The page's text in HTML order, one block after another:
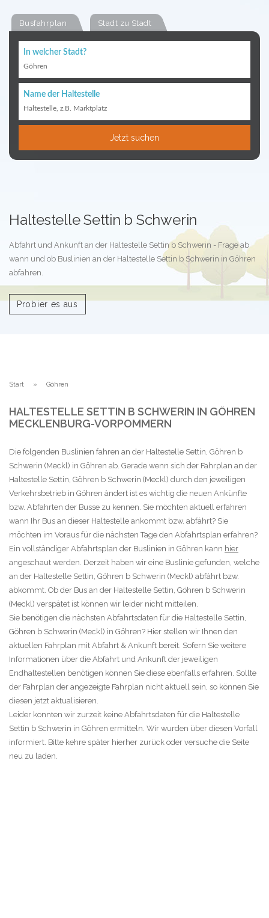
Busfahrplan Stadt zu Stadt
In welcher Stadt?
Göhren
Name der Haltestelle
Haltestelle, z.B. Marktplatz
Jetzt suchen
Haltestelle Settin b Schwerin
Abfahrt und Ankunft an der Haltestelle Settin b Schwerin - Frage ab
wann und ob Buslinien an der Haltestelle Settin b Schwerin in Göhren
abfahren.
Probier es aus
Start Göhren
HALTESTELLE SETTIN B SCHWERIN IN GÖHREN
MECKLENBURG-VORPOMMERN
Die folgenden Buslinien fahren an der Haltestelle Settin, Göhren b
Schwerin (Meckl) in Göhren ab. Gerade wenn sich der Fahrplan an der
Haltestelle Settin, Göhren b Schwerin (Meckl) durch den jeweiligen
Verkehrsbetrieb in Göhren ändert ist es wichtig die neuen Ankünfte
bzw. Abfahrten der Busse zu kennen. Sie möchten aktuell erfahren
wann Ihr Bus an dieser Haltestelle ankommt bzw. abfährt? Sie
möchten im Voraus für die nächsten Tage den Abfahrtsplan erfahren?
Ein vollständiger Abfahrtsplan der Buslinien in Göhren kann hier
angeschaut werden. Derzeit haben wir eine Buslinie gefunden, welche
an der Haltestelle Settin, Göhren b Schwerin (Meckl) abfährt bzw.
abkommt. Ob der Bus an der Haltestelle Settin, Göhren b Schwerin
(Meckl) verspätet ist können wir leider nicht mitteilen.
Sie benötigen die nächsten Abfahrtsdaten für die Haltestelle Settin,
Göhren b Schwerin (Meckl) in Göhren? Hier stellen wir Ihnen den
aktuellen Fahrplan mit Abfahrt & Ankunft bereit. Sofern Sie weitere
Informationen über die Abfahrt und Ankunft der jeweiligen
Endhaltestellen benötigen können Sie diese ebenfalls erfahren. Sollte
der Fahrplan der angezeigte Fahrplan nicht aktuell sein, so können Sie
diesen jetzt aktualisieren.
Leider konnten wir zurzeit keine Abfahrtsdaten für die Haltestelle
Settin b Schwerin in Göhren ermitteln. Wir wurden über diesen Vorfall
informiert. Bitte kehre später hierher zurück oder versuche die Seite
neu zu laden.